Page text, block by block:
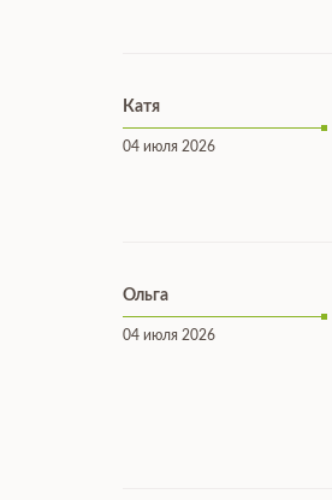
Катя
04 июля 2026
Ольга
04 июля 2026